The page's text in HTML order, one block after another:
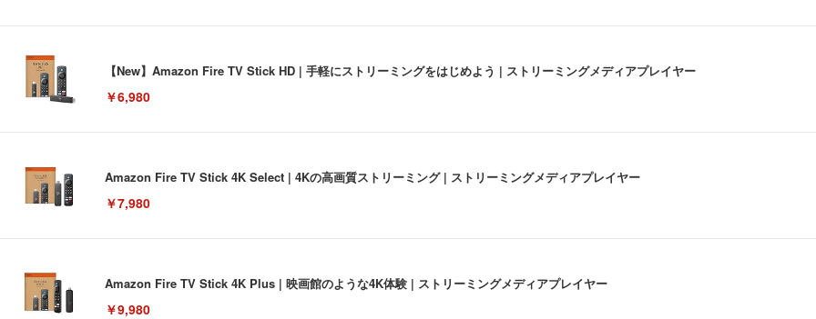
【New】Amazon Fire TV Stick HD | 手軽にストリーミングをはじめよう | ストリーミングメディアプレイヤー
￥6,980
Amazon Fire TV Stick 4K Select | 4Kの高画質ストリーミング | ストリーミングメディアプレイヤー
￥7,980
Amazon Fire TV Stick 4K Plus | 映画館のような4K体験 | ストリーミングメディアプレイヤー
￥9,980